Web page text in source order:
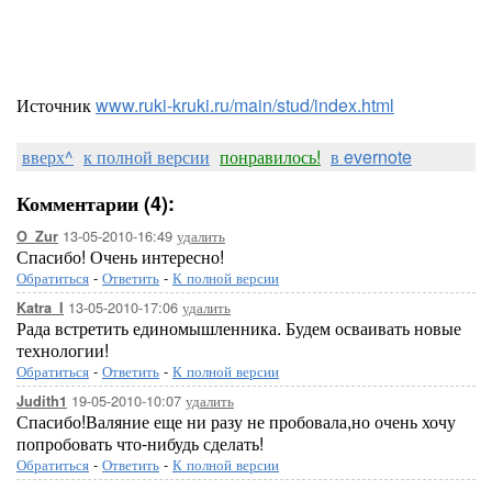
Источникwww.ruki-kruki.ru/main/stud/index.html
вверх^ к полной версии понравилось! в evernote
Комментарии (4):
O_Zur 13-05-2010-16:49 удалить
Спасибо! Очень интересно!
Обратиться - Ответить - К полной версии
Katra_I 13-05-2010-17:06 удалить
Рада встретить единомышленника. Будем осваивать новые
технологии!
Обратиться - Ответить - К полной версии
Judith1 19-05-2010-10:07 удалить
Спасибо!Валяние еще ни разу не пробовала,но очень хочу
попробовать что-нибудь сделать!
Обратиться - Ответить - К полной версии